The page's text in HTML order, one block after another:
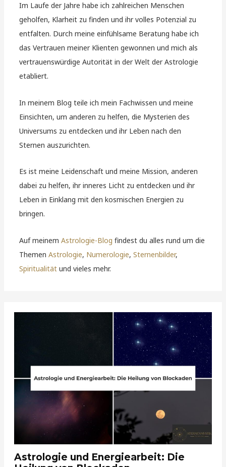
Im Laufe der Jahre habe ich zahlreichen Menschen
geholfen, Klarheit zu finden und ihr volles Potenzial zu
entfalten. Durch meine einfühlsame Beratung habe ich
das Vertrauen meiner Klienten gewonnen und mich als
vertrauenswürdige Autorität in der Welt der Astrologie
etabliert.
In meinem Blog teile ich mein Fachwissen und meine
Einsichten, um anderen zu helfen, die Mysterien des
Universums zu entdecken und ihr Leben nach den
Sternen auszurichten.
Es ist meine Leidenschaft und meine Mission, anderen
dabei zu helfen, ihr inneres Licht zu entdecken und ihr
Leben in Einklang mit den kosmischen Energien zu
bringen.
Auf meinemAstrologie-Blog findest du alles rund um die
ThemenAstrologie, Numerologie,Sternenbilder,
Spiritualität und vieles mehr.
Astrologie und Energiearbeit: Die